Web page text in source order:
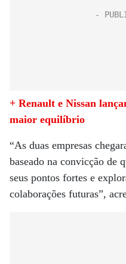
+ Renault e Nissan
maior equilíbrio
“As duas empresas
baseado na convicção de
seus pontos fortes e
colaborações futuras”,